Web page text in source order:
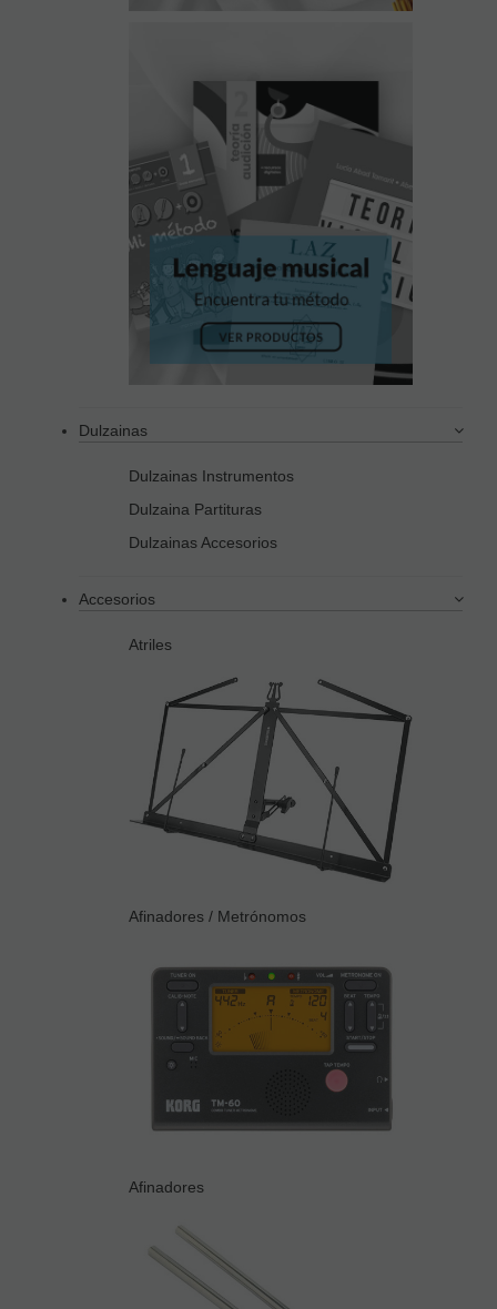
Dulzainas
Dulzainas Instrumentos
Dulzaina Partituras
Dulzainas Accesorios
Accesorios
Atriles
Afinadores / Metrónomos
Afinadores